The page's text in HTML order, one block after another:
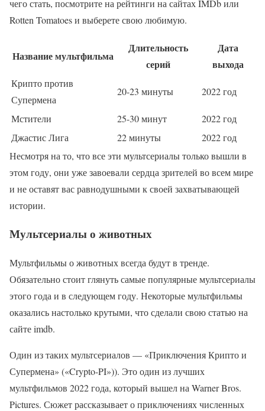
чего стать, посмотрите на рейтинги на сайтах IMDb или
Rotten Tomatoes и выберете свою любимую.
Название мультфильма
Длительность
серий
Дата
выхода
Крипто против
Супермена
20-23 минуты 2022 год
Мстители 25-30 минут
2022 год
Джастис Лига
22 минуты
2022 год
Несмотря на то, что все эти мультсериалы только вышли в
этом году, они уже завоевали сердца зрителей во всем мире
и не оставят вас равнодушными к своей захватывающей
истории.
Мультсериалы о животных
Мультфильмы о животных всегда будут в тренде.
Обязательно стоит глянуть самые популярные мультсериалы
этого года и в следующем году. Некоторые мультфильмы
оказались настолько крутыми, что сделали свою статью на
сайте imdb.
Один из таких мультсериалов — «Приключения Крипто и
Супермена» («Crypto-PI»)). Это один из лучших
мультфильмов 2022 года, который вышел на Warner Bros.
Pictures. Сюжет рассказывает о приключениях численных